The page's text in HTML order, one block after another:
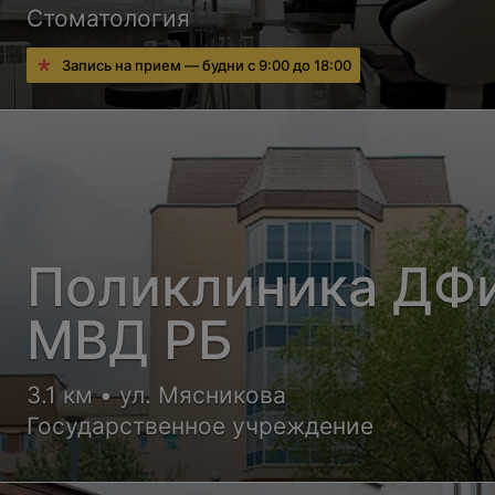
Стоматология
Запись на прием — будни с 9:00 до 18:00
Поликлиника
МВД РБ
3.1 км • ул. Мясникова
Государственное учреждение